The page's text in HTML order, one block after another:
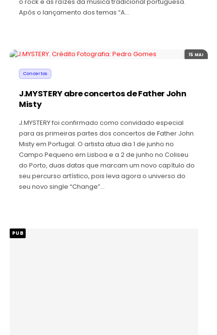
o rock e as raízes da música tradicional portuguesa.
Após o lançamento dos temas “A…
15 MAI
Concertos
J.MYSTERY abre concertos de Father John
Misty
J.MYSTERY foi confirmado como convidado especial
para as primeiras partes dos concertos de Father John
Misty em Portugal. O artista atua dia 1 de junho no
Campo Pequeno em Lisboa e a 2 de junho no Coliseu
do Porto, duas datas que marcam um novo capítulo do
seu percurso artístico, pois leva agora o universo do
seu novo single “Change”…
PUB